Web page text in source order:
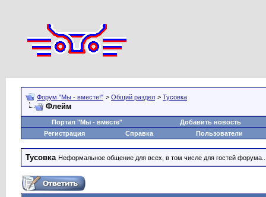
Форум "Мы - вместе!" > Общий раздел > Тусовка
Флейм
Портал "Мы - вместе"
Добавить новость
Регистрация
Справка Пользователи
Тусовка Неформальное общение для всех, в том числе для гостей